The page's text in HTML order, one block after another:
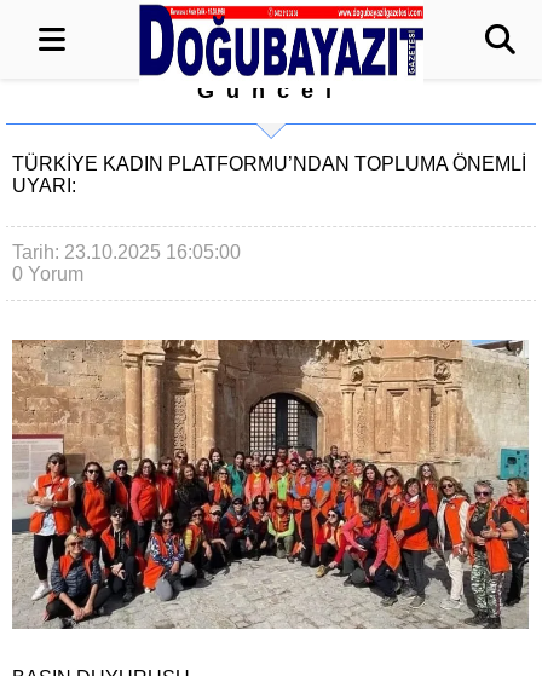
Güncel
TÜRKİYE KADIN PLATFORMU’NDAN TOPLUMA ÖNEMLİ
UYARI:
Tarih: 23.10.2025 16:05:00
0 Yorum